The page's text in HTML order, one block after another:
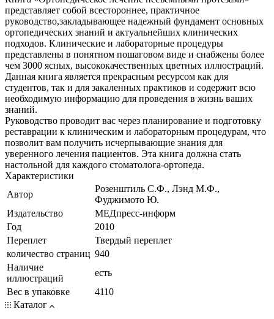
представляет собой всестороннее, практичное
руководство,закладывающее надежный фундамент основных
ортопедических знаний и актуальнейших клинических
подходов. Клинические и лабораторные процедуры
представлены в понятном пошаговом виде и снабжены более
чем 3000 ясных, высококачественных цветных иллюстраций.
Данная книга является прекрасным ресурсом как для
студентов, так и для закаленных практиков и содержит всю
необходимую информацию для проведения в жизнь ваших
знаний.
Руководство проводит вас через планирование и подготовку
реставрации к клиническим и лабораторным процедурам, что
позволит вам получить исчерпывающие знания для
уверенного лечения пациентов. Эта книга должна стать
настольной для каждого стоматолога-ортопеда.
Характеристики
Автор
Розенштиль С.Ф., Лэнд М.Ф.,
Фуджимото Ю.
Издательство
МЕДпресс-информ
Год
2010
Переплет
Твердый переплет
количество страниц 940
Наличие
иллюстраций
есть
Вес в упаковке
4110
Каталог